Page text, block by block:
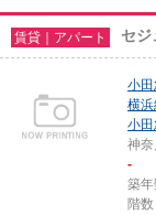
賃貸｜アパート セジ
小
横浜
小
神
-
築
階